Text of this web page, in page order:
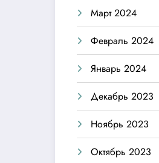
Март 2024
Февраль 2024
Январь 2024
Декабрь 2023
Ноябрь 2023
Октябрь 2023